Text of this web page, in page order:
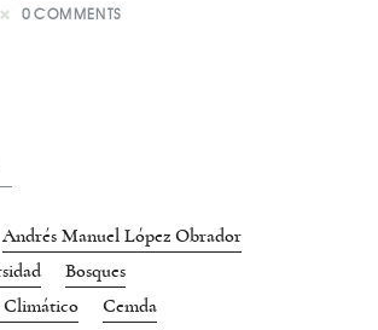
0 COMMENTS
Andrés Manuel López Obrador
Bosques
Climático
Cemda